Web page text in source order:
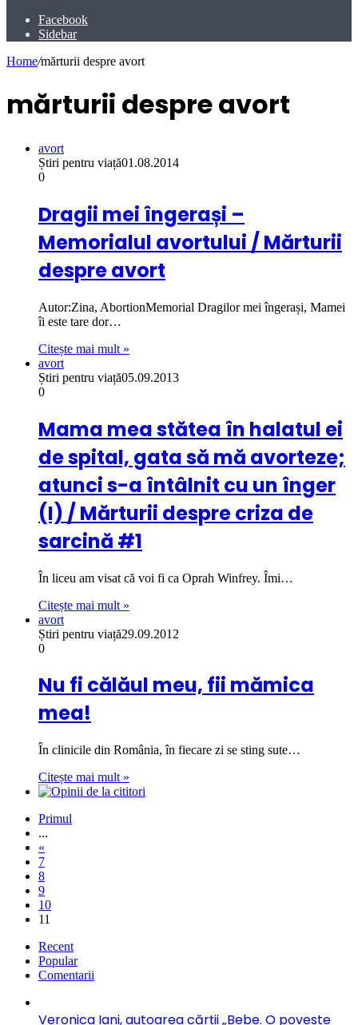
Facebook
Sidebar
Home/mărturii despre avort
mărturii despre avort
avort
Știri pentru viață01.08.2014
0
Dragii mei îngerași –
Memorialul avortului / Mărturii
despre avort
Autor:Zina, AbortionMemorial Dragilor mei îngerași, Mamei
îi este tare dor…
Citește mai mult »
avort
Știri pentru viață05.09.2013
0
Mama mea stătea în halatul ei
de spital, gata să mă avorteze;
atunci s-a întâlnit cu un înger
(I) / Mărturii despre criza de
sarcină #1
În liceu am visat că voi fi ca Oprah Winfrey. Îmi…
Citește mai mult »
avort
Știri pentru viață29.09.2012
0
Nu fi călăul meu, fii mămica
mea!
În clinicile din România, în fiecare zi se sting sute…
Citește mai mult »
Primul
...
«
7
8
9
10
11
Recent
Popular
Comentarii
Veronica Iani, autoarea cărții „Bebe. O poveste